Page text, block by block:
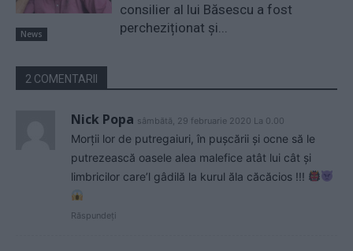
News
consilier al lui Băsescu a fost
percheziționat și...
2 COMENTARII
Nick Popa sâmbătă, 29 februarie 2020 La 0.00
Morții lor de putregaiuri, în pușcării și ocne să le
putrezească oasele alea malefice atât lui cât și
limbricilor care’l gâdilă la kurul ăla căcăcios !!!
Răspundeți